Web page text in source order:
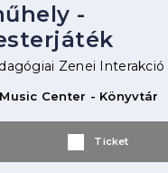
-
Zenei Interakció
Center - Könyvtár
Ticket